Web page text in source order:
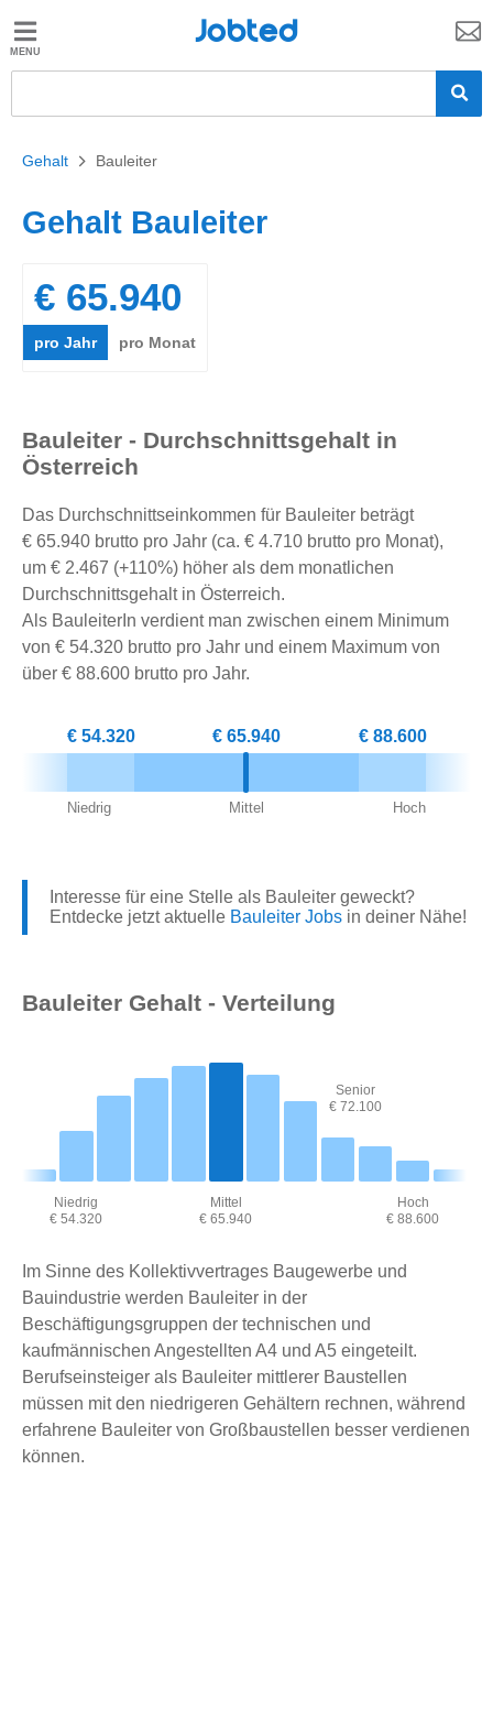
Jobted
Gehalt
Jobted
Gehalt > Bauleiter
Gehalt Bauleiter
€ 65.940
pro Jahr pro Monat
Bauleiter - Durchschnittsgehalt in
Österreich
Das Durchschnittseinkommen für Bauleiter beträgt
€ 65.940 brutto pro Jahr (ca. € 4.710 brutto pro Monat),
um € 2.467 (+110%) höher als dem monatlichen
Durchschnittsgehalt in Österreich.
Als BauleiterIn verdient man zwischen einem Minimum
von € 54.320 brutto pro Jahr und einem Maximum von
über € 88.600 brutto pro Jahr.
€ 54.320
Niedrig
€ 65.940
Mittel
€ 88.600
Hoch
Interesse für eine Stelle als Bauleiter geweckt?
Entdecke jetzt aktuelle Bauleiter Jobs in deiner Nähe!
Bauleiter Gehalt - Verteilung
Niedrig
€ 54.320
Mittel
€ 65.940
Senior
€ 72.100
Hoch
€ 88.600
Im Sinne des Kollektivvertrages Baugewerbe und
Bauindustrie werden Bauleiter in der
Beschäftigungsgruppen der technischen und
kaufmännischen Angestellten A4 und A5 eingeteilt.
Berufseinsteiger als Bauleiter mittlerer Baustellen
müssen mit den niedrigeren Gehältern rechnen, während
erfahrene Bauleiter von Großbaustellen besser verdienen
können.